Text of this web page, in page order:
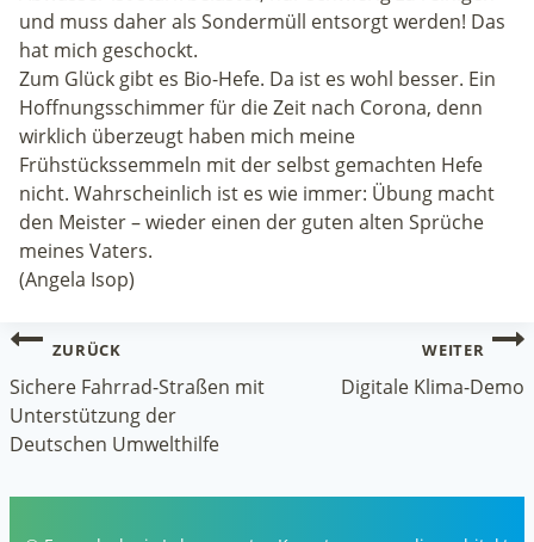
und muss daher als Sondermüll entsorgt werden! Das
hat mich geschockt.
Zum Glück gibt es Bio-Hefe. Da ist es wohl besser. Ein
Hoffnungsschimmer für die Zeit nach Corona, denn
wirklich überzeugt haben mich meine
Frühstückssemmeln mit der selbst gemachten Hefe
nicht. Wahrscheinlich ist es wie immer: Übung macht
den Meister – wieder einen der guten alten Sprüche
meines Vaters.
(Angela Isop)
Beitragsnavigation
ZURÜCK
Sichere Fahrrad-Straßen mit
Unterstützung der
Deutschen Umwelthilfe
WEITER
Digitale Klima-Demo